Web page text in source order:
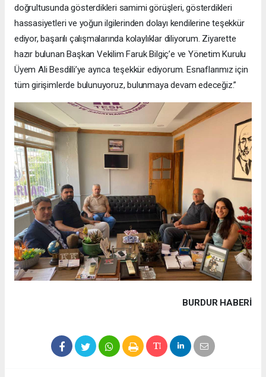
doğrultusunda gösterdikleri samimi görüşleri, gösterdikleri
hassasiyetleri ve yoğun ilgilerinden dolayı kendilerine teşekkür
ediyor, başarılı çalışmalarında kolaylıklar diliyorum. Ziyarette
hazır bulunan Başkan Vekilim Faruk Bilgiç’e ve Yönetim Kurulu
Üyem Ali Besdilli’ye ayrıca teşekkür ediyorum. Esnaflarımız için
tüm girişimlerde bulunuyoruz, bulunmaya devam edeceğiz.”
BURDUR HABERİ